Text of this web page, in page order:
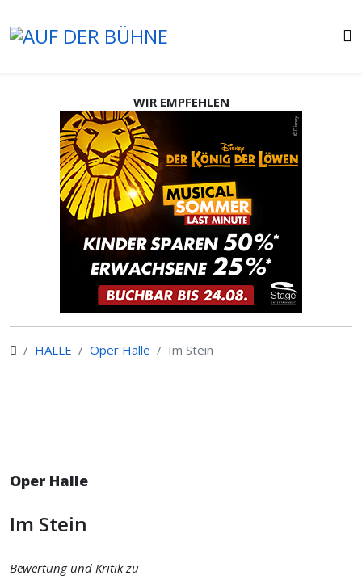
WIR EMPFEHLEN
HALLE Oper Halle Im Stein
Oper Halle
Im Stein
Bewertung und Kritik zu